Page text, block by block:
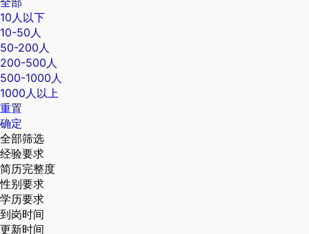
10人以下
10-50人
50-200人
200-500人
500-1000人
1000人以上
重置
确定
全部筛选
经验要求
简历完整度
性别要求
学历要求
到岗时间
更新时间